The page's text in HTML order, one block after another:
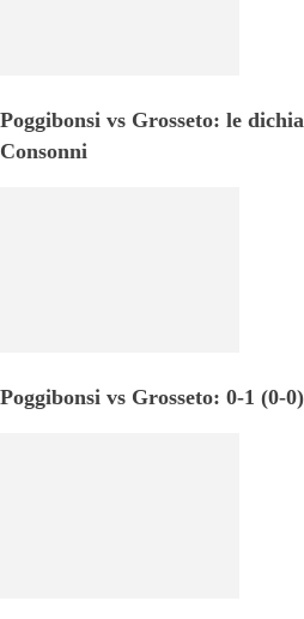
Poggibonsi vs Grosseto: le
Consonni
Poggibonsi vs Grosseto: 0-1 (0-0)